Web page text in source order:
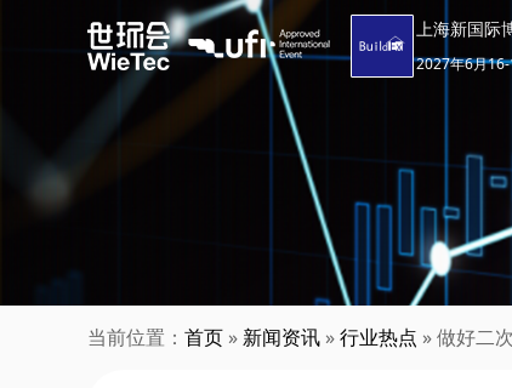
上海新国际
2027年6月
当前位置： 首页 » 新闻资讯 »行业热点 » 做好二